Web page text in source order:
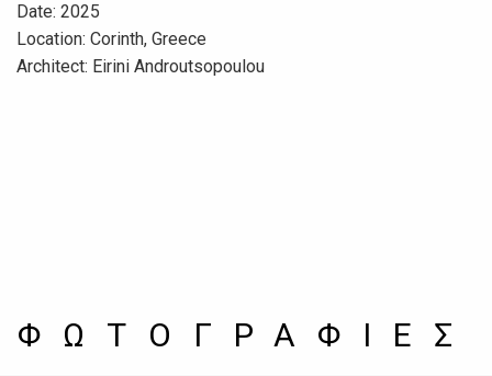
Date: 2025
Location: Corinth, Greece
Architect: Eirini Androutsopoulou
ΦΩΤΟΓΡΑΦΙΕΣ